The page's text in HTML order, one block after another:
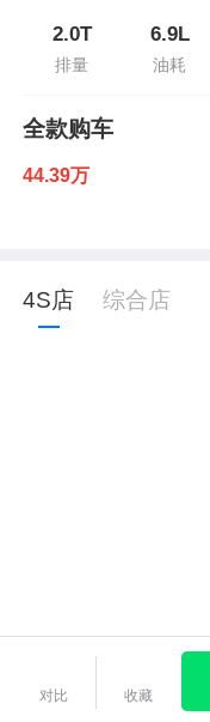
2.0T
排量
6.9L
油耗
全款购车
44.39万
4S店 综合店
对比 收藏